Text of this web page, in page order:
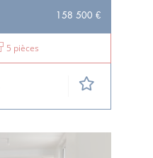
158 500 €
5 pièces